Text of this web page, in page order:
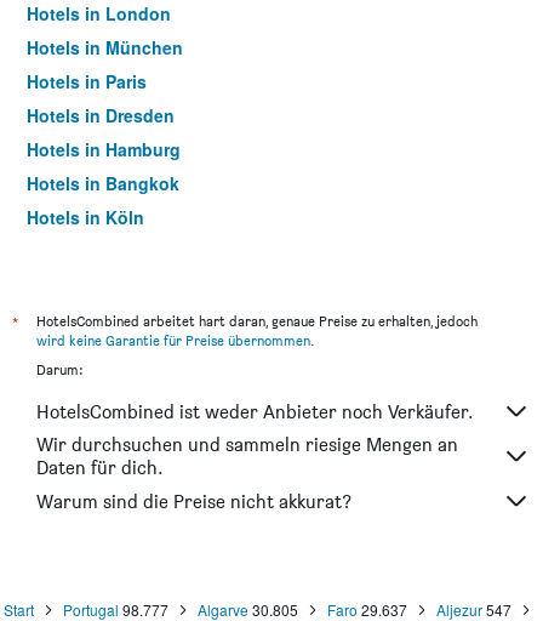
Hotels in London
Hotels in München
Hotels in Paris
Hotels in Dresden
Hotels in Hamburg
Hotels in Bangkok
Hotels in Köln
*
HotelsCombined arbeitet hart daran, genaue Preise zu erhalten, jedoch
wird keine Garantie für Preise übernommen.
Darum:
HotelsCombined ist weder Anbieter noch Verkäufer.
Wir durchsuchen und sammeln riesige Mengen an
Daten für dich.
Warum sind die Preise nicht akkurat?
Start Portugal 98.777 Algarve 30.805 Faro 29.637 Aljezur 547